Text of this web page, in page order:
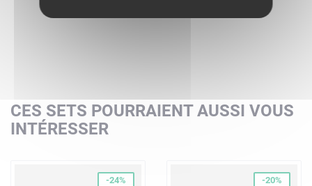
CES SETS POURRAIENT AUSSI VOUS
INTÉRESSER
-24% -20%